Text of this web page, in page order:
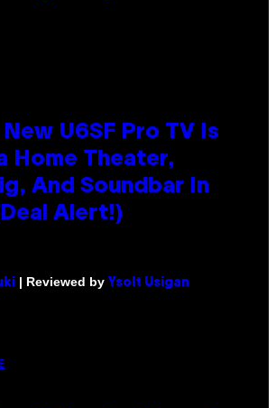
New U6SF Pro TV Is
Home Theater,
And Soundbar In
Alert!)
| Reviewed by Ysolt Usigan